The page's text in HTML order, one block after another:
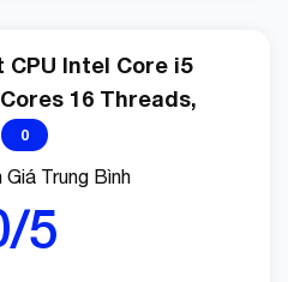
Intel Core i5
Cores 16 Threads,
0
Trung Bình
5